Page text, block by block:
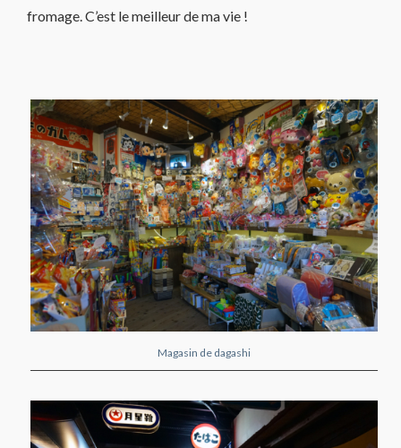
fromage. C’est le meilleur de ma vie !
Magasin de dagashi